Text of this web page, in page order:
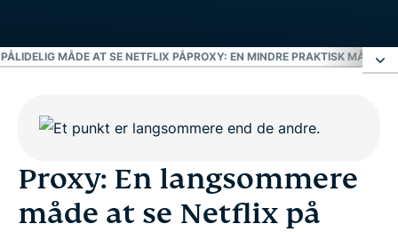
MÅDE AT SE NETFLIX PÅPROXY: EN MINDRE PRAKTISK MÅDE
Proxy: En mindre pålidelig måde at se Netflix på
Proxy: En langsommere
måde at se Netflix på